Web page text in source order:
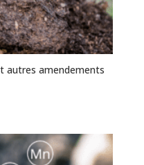
autres amendements